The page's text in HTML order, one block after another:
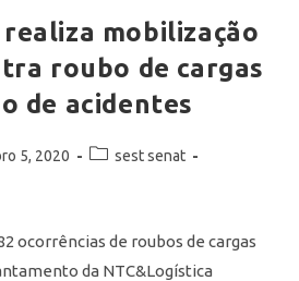
realiza mobilização
roubo de cargas
de acidentes
5, 2020
sest senat
ocorrências de roubos de cargas
da NTC&Logística